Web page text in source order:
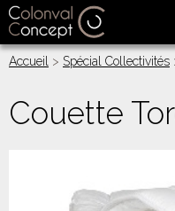
Accueil > Spécial Collectivités
Couette